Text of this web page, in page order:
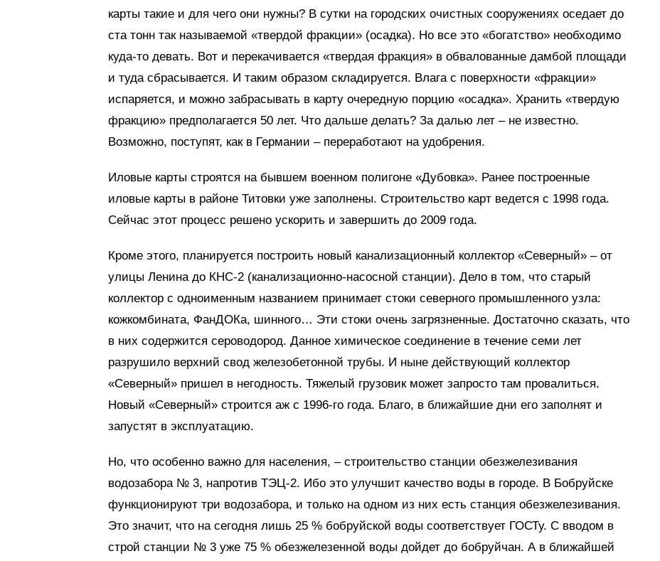
карты такие и для чего они нужны? В сутки на городских очистных сооружениях оседает до
ста тонн так называемой «твердой фракции» (осадка). Но все это «богатство» необходимо
куда-то девать. Вот и перекачивается «твердая фракция» в обвалованные дамбой площади
и туда сбрасывается. И таким образом складируется. Влага с поверхности «фракции»
испаряется, и можно забрасывать в карту очередную порцию «осадка». Хранить «твердую
фракцию» предполагается 50 лет. Что дальше делать? За далью лет – не известно.
Возможно, поступят, как в Германии – переработают на удобрения.
Иловые карты строятся на бывшем военном полигоне «Дубовка». Ранее построенные
иловые карты в районе Титовки уже заполнены. Строительство карт ведется с 1998 года.
Сейчас этот процесс решено ускорить и завершить до 2009 года.
Кроме этого, планируется построить новый канализационный коллектор «Северный» – от
улицы Ленина до КНС-2 (канализационно-насосной станции). Дело в том, что старый
коллектор с одноименным названием принимает стоки северного промышленного узла:
кожкомбината, ФанДОКа, шинного… Эти стоки очень загрязненные. Достаточно сказать, что
в них содержится сероводород. Данное химическое соединение в течение семи лет
разрушило верхний свод железобетонной трубы. И ныне действующий коллектор
«Северный» пришел в негодность. Тяжелый грузовик может запросто там провалиться.
Новый «Северный» строится аж с 1996-го года. Благо, в ближайшие дни его заполнят и
запустят в эксплуатацию.
Но, что особенно важно для населения, – строительство станции обезжелезивания
водозабора № 3, напротив ТЭЦ-2. Ибо это улучшит качество воды в городе. В Бобруйске
функционируют три водозабора, и только на одном из них есть станция обезжелезивания.
Это значит, что на сегодня лишь 25 % бобруйской воды соответствует ГОСТу. С вводом в
строй станции № 3 уже 75 % обезжелезенной воды дойдет до бобруйчан. А в ближайшей